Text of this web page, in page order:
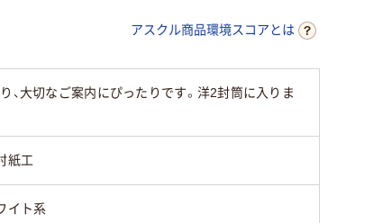
アスクル商品環境スコアとは
、大切なご案内にぴったりです。洋2封筒に入りま
紙工
イト系